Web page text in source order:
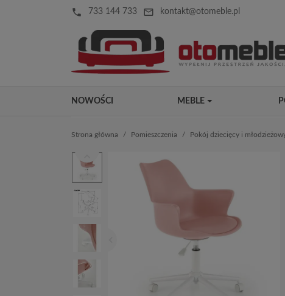
local_phone 733 144 733 mail_outline kontakt@otomeble.pl
NOWOŚCI MEBLE
Strona główna Pomieszczenia Pokój dziecięcy i